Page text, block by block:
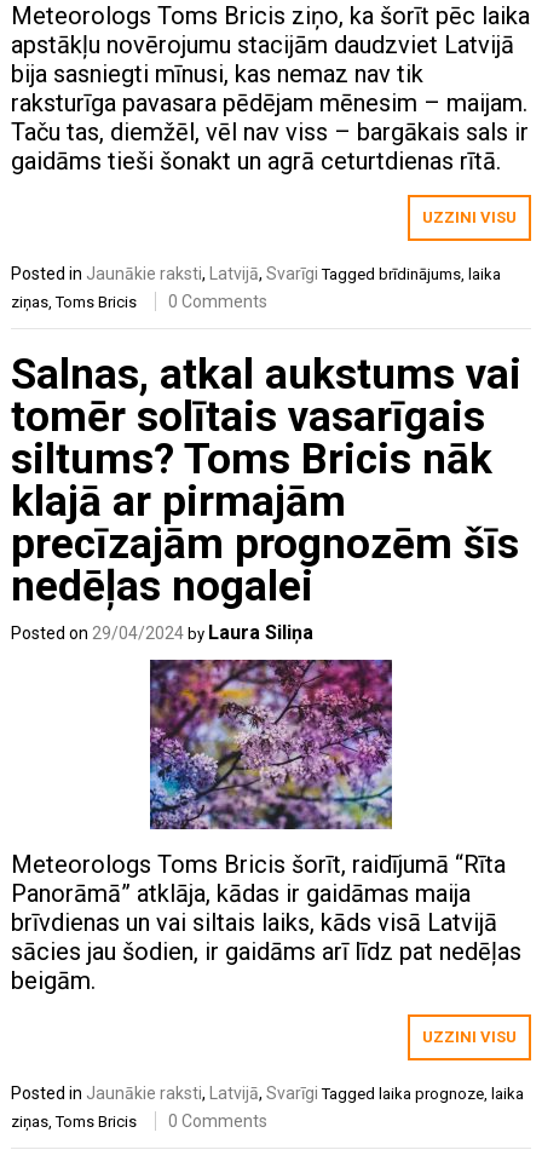
Meteorologs Toms Bricis ziņo, ka šorīt pēc laika
apstākļu novērojumu stacijām daudzviet Latvijā
bija sasniegti mīnusi, kas nemaz nav tik
raksturīga pavasara pēdējam mēnesim – maijam.
Taču tas, diemžēl, vēl nav viss – bargākais sals ir
gaidāms tieši šonakt un agrā ceturtdienas rītā.
UZZINI VISU
Posted in Jaunākie raksti, Latvijā,Svarīgi Tagged brīdinājums, laika
ziņas,Toms Bricis 0 Comments
Salnas, atkal aukstums vai
tomēr solītais vasarīgais
siltums? Toms Bricis nāk
klajā ar pirmajām
precīzajām prognozēm šīs
nedēļas nogalei
Posted on 29/04/2024 by Laura Siliņa
Meteorologs Toms Bricis šorīt, raidījumā “Rīta
Panorāmā” atklāja, kādas ir gaidāmas maija
brīvdienas un vai siltais laiks, kāds visā Latvijā
sācies jau šodien, ir gaidāms arī līdz pat nedēļas
beigām.
UZZINI VISU
Posted in Jaunākie raksti,Latvijā,Svarīgi Taggedlaika prognoze ,laika
ziņas ,Toms Bricis 0 Comments